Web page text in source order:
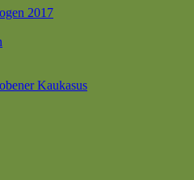
2017
Kaukasus